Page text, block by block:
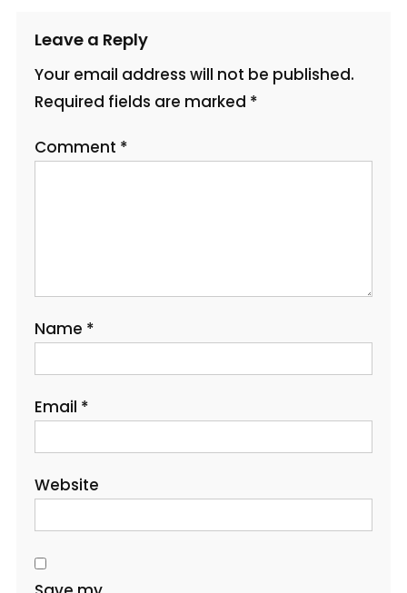
Leave a Reply
Your email address will not be published.
Required fields are marked *
Comment *
Name *
Email *
Website